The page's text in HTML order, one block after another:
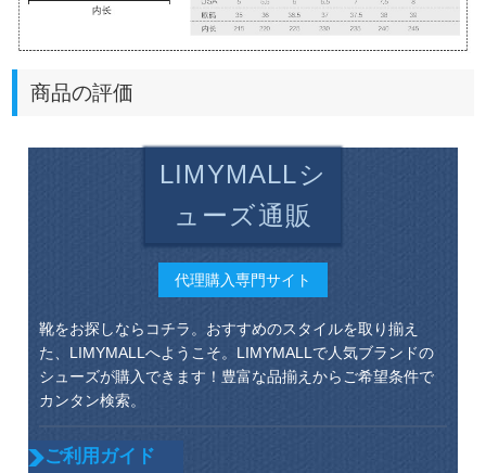
商品の評価
LIMYMALLシ
ューズ通販
代理購入専門サイト
靴をお探しならコチラ。おすすめのスタイルを取り揃え
た、LIMYMALLへようこそ。LIMYMALLで人気ブランドの
シューズが購入できます！豊富な品揃えからご希望条件で
カンタン検索。
ご利用ガイド